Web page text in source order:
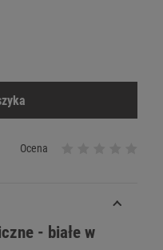
Ocena
- białe w